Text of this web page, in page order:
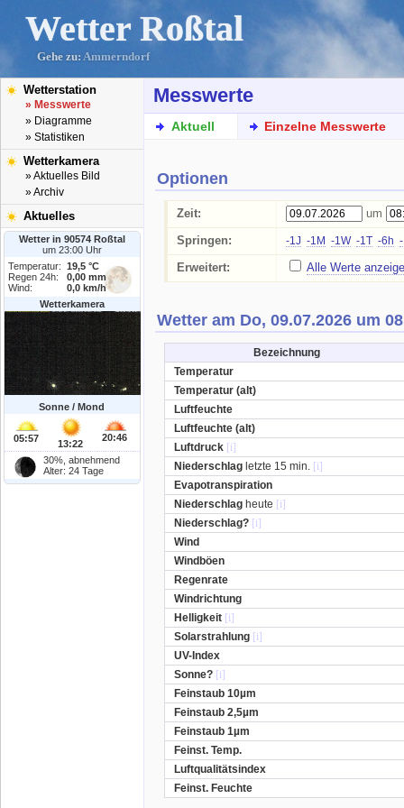
Wetter Roßtal
Gehe zu: Ammerndorf
Wetterstation
» Messwerte
» Diagramme
» Statistiken
Wetterkamera
» Aktuelles Bild
» Archiv
Aktuelles
Wetter in 90574 Roßtal
um 23:00 Uhr
Temperatur:
19,5 °C
Regen 24h:
0,00 mm
Wind:
0,0 km/h
Wetterkamera
Sonne / Mond
05:57 13:22
20:46
30%, abnehmend
Alter: 24 Tage
Messwerte
Aktuell Einzelne Messwerte
Optionen
Zeit:
um
Springen:
-1J -1M -1W -1T -6h
Erweitert: Alle Werte
Wetter am Do, 09.07.2026 um
Bezeichnung
Temperatur
Temperatur (alt)
Luftfeuchte
Luftfeuchte (alt)
Luftdruck [i]
Niederschlag letzte 15 min. [i]
Evapotranspiration
Niederschlag heute [i]
Niederschlag? [i]
Wind
Windböen
Regenrate
Windrichtung
Helligkeit [i]
Solarstrahlung [i]
UV-Index
Sonne? [i]
Feinstaub 10µm
Feinstaub 2,5µm
Feinstaub 1µm
Feinst. Temp.
Luftqualitätsindex
Feinst. Feuchte